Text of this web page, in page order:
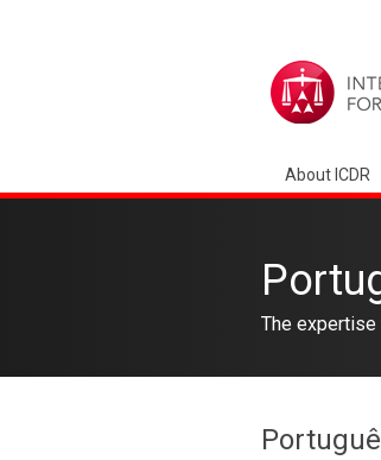
About ICDR
The